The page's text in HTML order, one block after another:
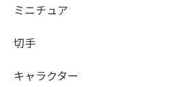
ミニチュア
切手
キャラクター